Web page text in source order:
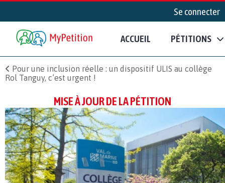
Se connecter
ACCUEIL PÉTITIONS
Pour une inclusion réelle : un dispositif ULIS au collège
Rol Tanguy, c’est urgent !
MISE À JOUR DE LA PÉTITION